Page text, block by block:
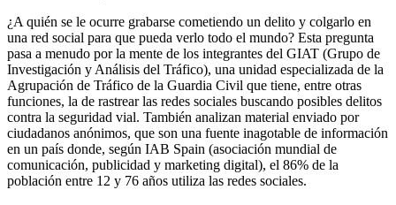
¿A quién se le ocurre grabarse cometiendo un delito y colgarlo en
una red social para que pueda verlo todo el mundo? Esta pregunta
pasa a menudo por la mente de los integrantes del GIAT (Grupo de
Investigación y Análisis del Tráfico), una unidad especializada de la
Agrupación de Tráfico de la Guardia Civil que tiene, entre otras
funciones, la de rastrear las redes sociales buscando posibles delitos
contra la seguridad vial. También analizan material enviado por
ciudadanos anónimos, que son una fuente inagotable de información
en un país donde, según IAB Spain (asociación mundial de
comunicación, publicidad y marketing digital), el 86% de la
población entre 12 y 76 años utiliza las redes sociales.